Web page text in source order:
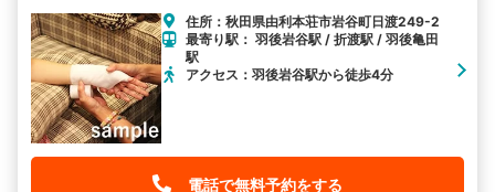
駅から探す 院名から探す
住所：秋田県由利本荘市岩谷町日渡249-2
最寄り駅： 羽後岩谷駅 / 折渡駅 / 羽後亀田
駅
アクセス：羽後岩谷駅から徒歩4分
電話で無料予約をする